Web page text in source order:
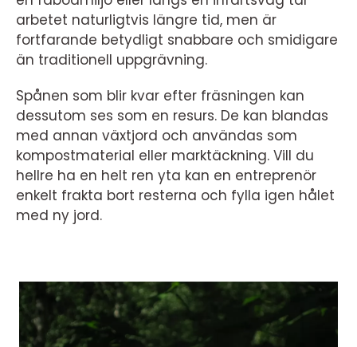
arbetet naturligtvis längre tid, men är
fortfarande betydligt snabbare och smidigare
än traditionell uppgrävning.
Spånen som blir kvar efter fräsningen kan
dessutom ses som en resurs. De kan blandas
med annan växtjord och användas som
kompostmaterial eller marktäckning. Vill du
hellre ha en helt ren yta kan en entreprenör
enkelt frakta bort resterna och fylla igen hålet
med ny jord.